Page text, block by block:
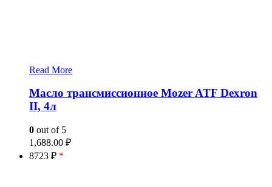
Read More
Масло трансмиссионное Mozer ATF Dexron
II, 4л
0 out of 5
1,688.00 ₽
8723 ₽ *